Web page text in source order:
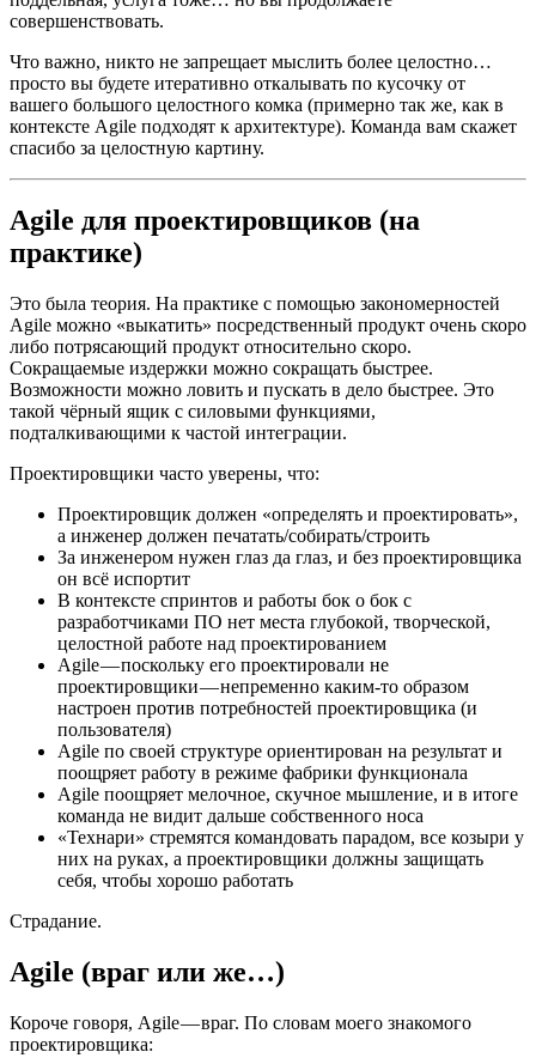
совершенствовать.
Что важно, никто не запрещает мыслить более целостно…
просто вы будете итеративно откалывать по кусочку от
вашего большого целостного комка (примерно так же, как в
контексте Agile подходят к архитектуре). Команда вам скажет
спасибо за целостную картину.
Agile для проектировщиков (на
практике)
Это была теория. На практике с помощью закономерностей
Agile можно «выкатить» посредственный продукт очень скоро
либо потрясающий продукт относительно скоро.
Сокращаемые издержки можно сокращать быстрее.
Возможности можно ловить и пускать в дело быстрее. Это
такой чёрный ящик с силовыми функциями,
подталкивающими к частой интеграции.
Проектировщики часто уверены, что:
Проектировщик должен «определять и проектировать»,
а инженер должен печатать/собирать/строить
За инженером нужен глаз да глаз, и без проектировщика
он всё испортит
В контексте спринтов и работы бок о бок с
разработчиками ПО нет места глубокой, творческой,
целостной работе над проектированием
Agile — поскольку его проектировали не
проектировщики — непременно каким-то образом
настроен против потребностей проектировщика (и
пользователя)
Agile по своей структуре ориентирован на результат и
поощряет работу в режиме фабрики функционала
Agile поощряет мелочное, скучное мышление, и в итоге
команда не видит дальше собственного носа
«Технари» стремятся командовать парадом, все козыри у
них на руках, а проектировщики должны защищать
себя, чтобы хорошо работать
Страдание.
Agile (враг или же…)
Короче говоря, Agile — враг. По словам моего знакомого
проектировщика: